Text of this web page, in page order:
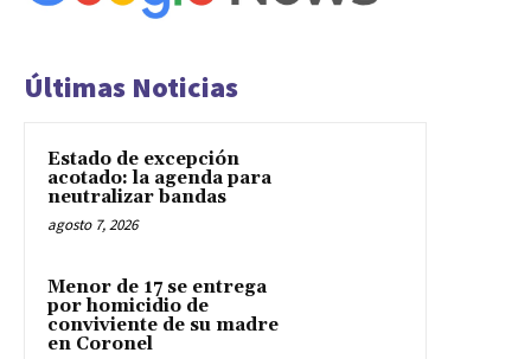
Últimas Noticias
Estado de excepción
acotado: la agenda para
neutralizar bandas
agosto 7, 2026
Menor de 17 se entrega
por homicidio de
conviviente de su madre
en Coronel